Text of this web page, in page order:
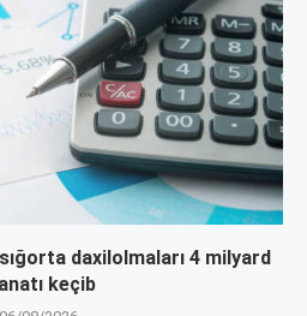
daxilolmaları 4 milyard
keçib